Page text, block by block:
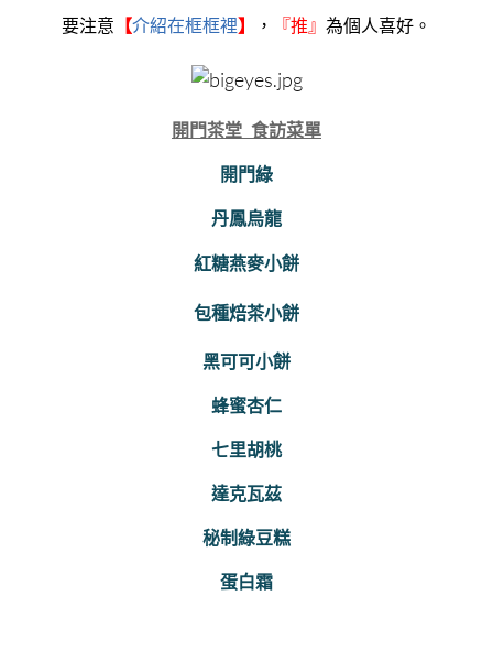
要注意 【介紹在框框裡】 ， 『推』 為個人喜好。
開門茶堂 食訪菜單
開門綠
丹鳳烏龍
紅糖燕麥小餅
包種焙茶小餅
黑可可小餅
蜂蜜杏仁
七里胡桃
達克瓦茲
秘制綠豆糕
蛋白霜